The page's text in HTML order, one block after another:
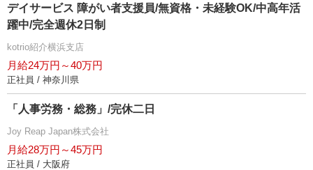
デイサービス 障がい者支援員/無資格・未経験OK/中高年活
躍中/完全週休2日制
kotrio紹介横浜支店
月給24万円～40万円
正社員 / 神奈川県
「人事労務・総務」/完休二日
Joy Reap Japan株式会社
月給28万円～45万円
正社員 / 大阪府